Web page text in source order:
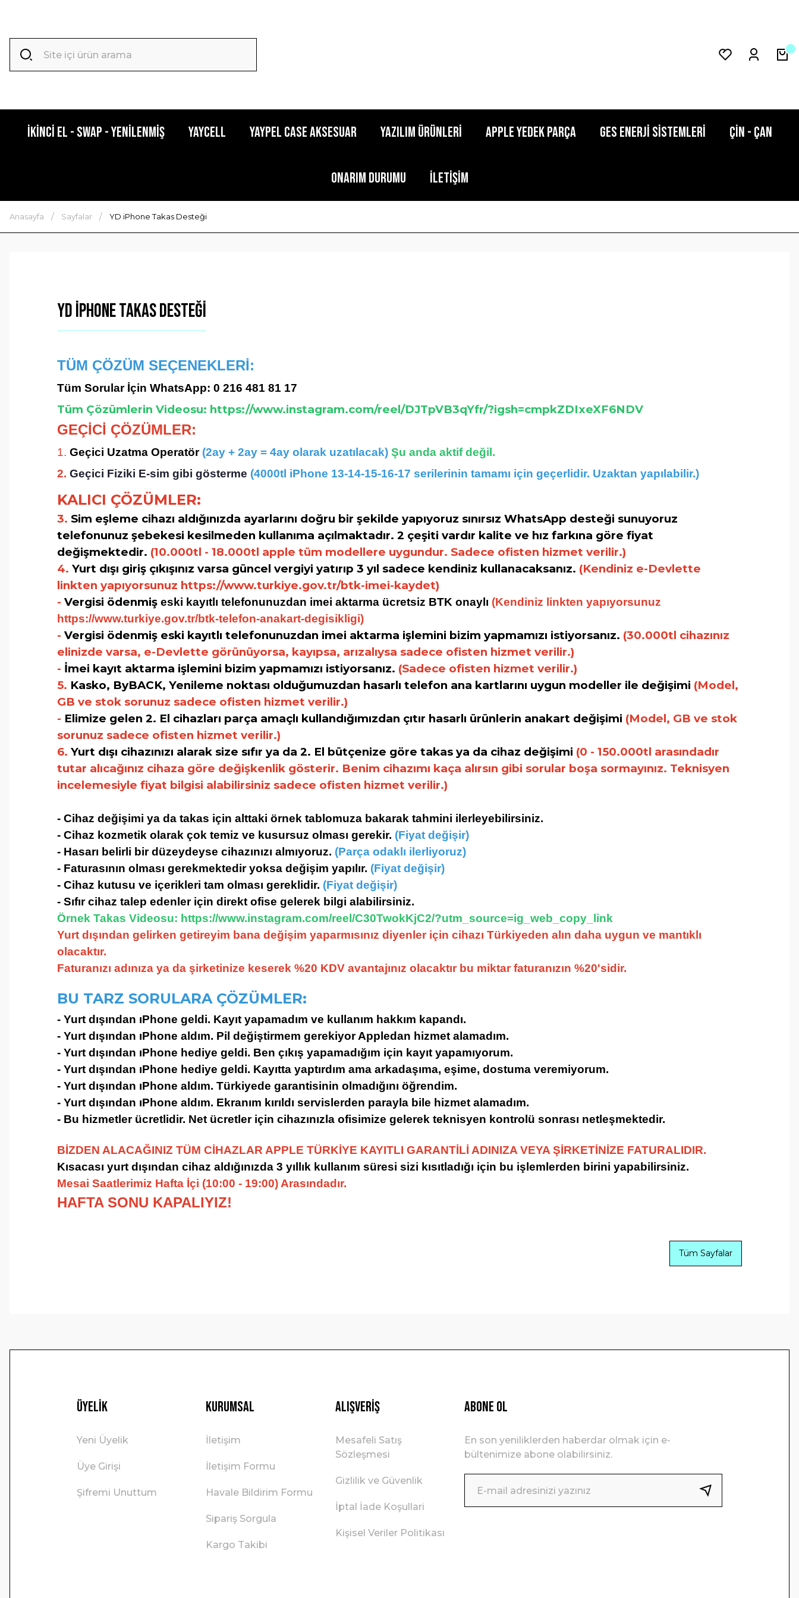
İkinci El - Swap - Yenilenmiş YAYCELL Yaypel Case Aksesuar Yazılım Ürünleri Apple Yedek Parça GES Enerji Sistemleri ÇİN - ÇAN
Onarım Durumu İletişim
Anasayfa Sayfalar YD iPhone Takas Desteği
YD iPhone Takas Desteği
TÜM ÇÖZÜM SEÇENEKLERİ:
Tüm Sorular İçin WhatsApp: 0 216 481 81 17
Tüm Çözümlerin Videosu: https://www.instagram.com/reel/DJTpVB3qYfr/?igsh=cmpkZDIxeXF6NDV
GEÇİCİ ÇÖZÜMLER:
1. Geçici Uzatma Operatör (2ay + 2ay = 4ay olarak uzatılacak) Şu anda aktif değil.
2. Geçici Fiziki E-sim gibi gösterme (4000tl iPhone 13-14-15-16-17 serilerinin tamamı için geçer lidir. Uzaktan yapılabilir.)
KALICI ÇÖZÜMLER:
3. Sim eşleme cihazı aldığınızda ayarlarını doğru bir şekilde yapıyoruz sınırsız WhatsApp desteği sunuyoruz
telefonunuz şebekesi kesilmeden kullanıma açılmaktadır. 2 çeşiti vardır kalite ve hız farkına göre fiyat
değişmektedir. (10.000tl - 18.000tl apple tüm modellere uygundur. Sadece ofisten hizmet verilir.)
4. Yurt dışı giriş çıkışınız varsa güncel vergiyi yatırıp 3 yıl sadece kendiniz kullanacaksanız. (Kendiniz e-Devlette
linkten yapıyorsunuz https://www.turkiye.gov.tr/btk-imei-kaydet)
- Vergisi ödenmiş eski kayıtlı telefonunuzdan imei aktarma ücretsiz BTK onay ı (Kendiniz linkten yapıyorsunuz
https://www.turkiye.gov.tr/btk-telefon-anakart-degisikligi)
- Vergisi ödenmiş eski kayıtlı telefonunuzdan imei aktarma işlemini bizim yapmamızı istiyorsanız. (30.000tl cihazınız
elinizde varsa, e-Devlette görünüyorsa, kayıpsa, arızalıysa sadece ofisten hizmet verilir.)
- İmei kayıt aktarma işlemini bizim yapmamızı istiyorsanız. (Sadece ofisten hizmet verilir.)
5. Kasko, ByBACK, Yenileme noktası olduğumuzdan hasarlı telefon ana kartlarını uygun modeller ile değişimi (Model,
GB ve stok sorunuz sadece ofisten hizmet verilir.)
- Elimize gelen 2. El cihazları parça amaçlı kullandığımızdan çıtır hasarlı ürünlerin anakart değişimi (Model, GB ve stok
sorunuz sadece ofisten hizmet verilir.)
6. Yurt dışı cihazınızı alarak size sıfır ya da 2. El bütçenize göre takas ya da cihaz değişimi (0 - 150.000tl arasındadır
tutar alıcağınız cihaza göre değişkenlik gösterir. Benim cihazımı kaça alırsın gibi sorular boşa sormayınız. Teknisyen
incelemesiyle fiyat bilgisi alabilirsiniz sadece ofisten hizmet verilir.)
- Cihaz değişimi ya da takas için alttaki örnek tablomuza bakarak tahmini ilerleyebilirsiniz.
- Cihaz kozmetik olarak çok temiz ve kusursuz olması gerekir. (Fiyat değişir)
- Hasarı belirli bir düzeydeyse cihazınızı almıyoruz. (Parça odaklı ilerliyoruz)
- Faturasının olması gerekmektedir yoksa değişim yapılır. (Fiyat değişir)
- Cihaz kutusu ve içerikleri tam olması gereklidir. (Fiyat değişir)
- Sıfır cihaz talep edenler için direkt ofise gelerek bilgi alabilirsiniz.
Örnek Takas Videosu: https://www.instagram.com/reel/C30TwokKjC2/?utm_source=ig_web_copy_link
Yurt dışından gelirken getireyim bana değişim yaparmısınız diyenler için cihazı Türkiyeden alın daha uygun ve mantıklı
olacaktır.
Faturanızı adınıza ya da şirketinize keserek %20 KDV avantajınız olacaktır bu miktar faturanızın %20'sidir.
BU TARZ SORULARA ÇÖZÜMLER:
- Yurt dışından ıPhone geldi. Kayıt yapamadım ve kullanım hakkım kapandı.
- Yurt dışından ıPhone aldım. Pil değiştirmem gerekiyor Appledan hizmet alamadım.
- Yurt dışından ıPhone hediye geldi. Ben çıkış yapamadığım için kayıt yapamıyorum.
- Yurt dışından ıPhone hediye geldi. Kayıtta yaptırdım ama arkadaşıma, eşime, dostuma veremiyorum.
- Yurt dışından ıPhone aldım. Türkiyede garantisinin olmadığını öğrendim.
- Yurt dışından ıPhone aldım. Ekranım kırıldı servislerden parayla bile hizmet alamadım.
- Bu hizmetler ücretlidir. Net ücretler için cihazınızla ofisimize gelerek teknisyen kontrolü sonrası netleşmektedir.
BİZDEN ALACAĞINIZ TÜM CİHAZLAR APPLE TÜRKİYE KAYITLI GARANTİLİ ADINIZA VEYA ŞİRKETİNİZE FATURALIDIR.
Kısacası yurt dışından cihaz aldığınızda 3 yıllık kullanım süresi sizi kısıtladığı için bu işlemlerden birini yapabilirsiniz.
Mesai Saatlerimiz Hafta İçi (10:00 - 19:00) Arasındadır.
HAFTA SONU KAPALIYIZ!
Tüm Sayfalar
Üyelik
Yeni Üyelik
Üye Girişi
Şifremi Unuttum
Kurumsal
İletişim
İletişim Formu
Havale Bildirim Formu
Sipariş Sorgula
Kargo Takibi
Alışveriş
Mesafeli Satış
Sözleşmesi
Gizlilik ve Güvenlik
İptal İade Koşullari
Kişisel Veriler Politikası
ABONE OL
En son yeniliklerden haberdar olmak için e-
bültenimize abone olabilirsiniz.